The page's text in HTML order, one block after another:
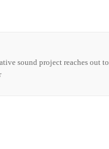
sound project reaches out to